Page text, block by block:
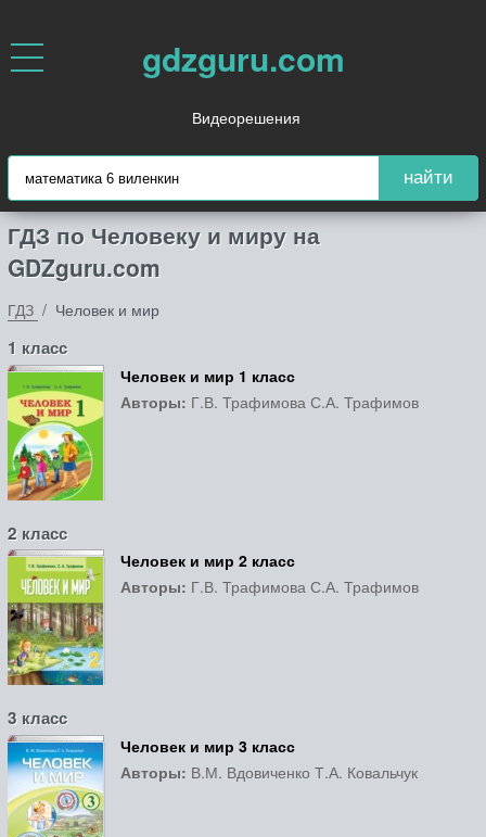
gdzguru.com
Видеорешения
найти
ГДЗ по Человеку и миру на
GDZguru.com
ГДЗ Человек и мир
1 класс
Человек и мир 1 класс
Авторы: Г.В. Трафимова С.А. Трафимов
2 класс
Человек и мир 2 класс
Авторы: Г.В. Трафимова С.А. Трафимов
3 класс
Человек и мир 3 класс
Авторы: В.М. Вдовиченко Т.А. Ковальчук